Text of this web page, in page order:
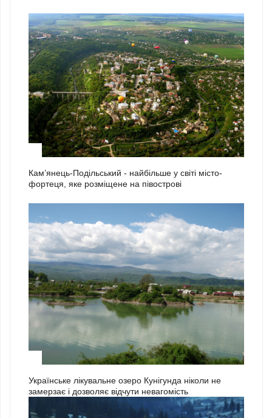
Кам’янець-Подільський - найбільше у світі місто-
фортеця, яке розміщене на півострові
Українське лікувальне озеро Кунігунда ніколи не
замерзає і дозволяє відчути невагомість